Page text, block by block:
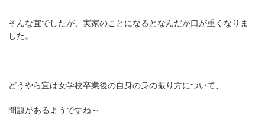
そんな宜でしたが、実家のことになるとなんだか口が重くなりま
した。
どうやら宜は女学校卒業後の自身の身の振り方について、
問題があるようですね～